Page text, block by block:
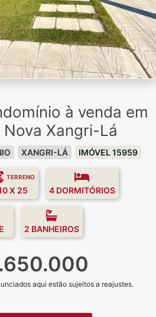
à venda em
Xangri-Lá
XANGRI-LÁ IMÓVEL 15959
TERRENO
X 25 4 DORMITÓRIOS
2 BANHEIROS
aqui estão sujeitos a reajustes.